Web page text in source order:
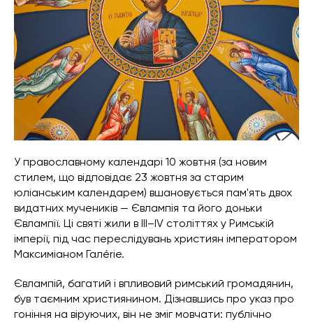
У православному календарі 10 жовтня (за новим
стилем, що відповідає 23 жовтня за старим
юліанським календарем) вшановується пам'ять двох
видатних мучеників — Євлампія та його доньки
Євлампії. Ці святі жили в III–IV століттях у Римській
імперії, під час переслідувань християн імператором
Максиміаном Галérie.
Євлампій, багатий і впливовий римський громадянин,
був таємним християнином. Дізнавшись про указ про
гоніння на віруючих, він не зміг мовчати: публічно